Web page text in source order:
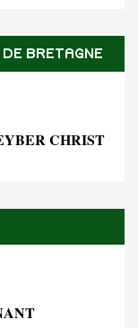
BRETAGNE
CHRIST